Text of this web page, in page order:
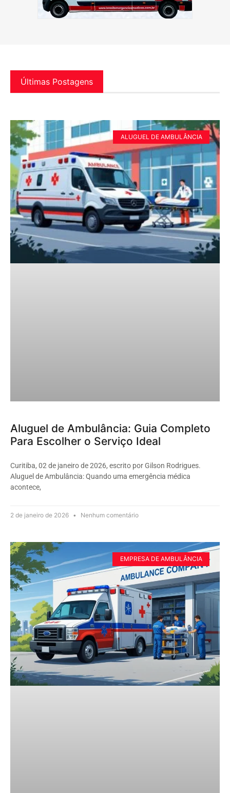
Últimas Postagens
ALUGUEL DE AMBULÂNCIA
Aluguel de Ambulância: Guia Completo
Para Escolher o Serviço Ideal
Curitiba, 02 de janeiro de 2026, escrito por Gilson Rodrigues.
Aluguel de Ambulância: Quando uma emergência médica
acontece,
2 de janeiro de 2026 Nenhum comentário
EMPRESA DE AMBULÂNCIA